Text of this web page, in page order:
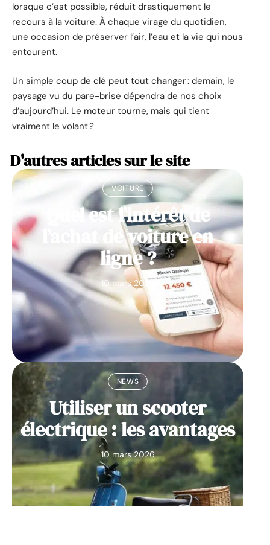
lorsque c’est possible, réduit drastiquement le
recours à la voiture. À chaque virage du quotidien,
une occasion de préserver l’air, l’eau et la vie qui nous
entourent.
Un simple coup de clé peut tout changer : demain, le
paysage vu du pare-brise dépendra de nos choix
d’aujourd’hui. Le moteur tourne, mais qui tient
vraiment le volant ?
D'autres articles sur le site
VOITURE
Quel est l’intérêt de
l’achat de voiture en
ligne ?
10 mars 2026
NEWS
Utiliser un scooter
électrique : les avantages
10 mars 2026